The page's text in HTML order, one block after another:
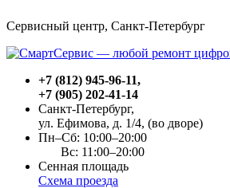
Сервисный центр, Cанкт-Петербург
+7 (812) 945-96-11,
+7 (905) 202-41-14
Санкт-Петербург,
ул. Ефимова, д. 1/4, (во дворе)
Пн–Сб: 10:00–20:00
Вс: 11:00–20:00
Сенная площадь
Схема проезда